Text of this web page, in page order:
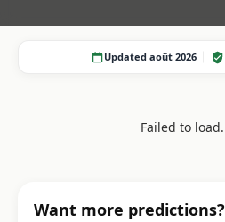
Updated août 2026
Failed to load.
Want more predictions?